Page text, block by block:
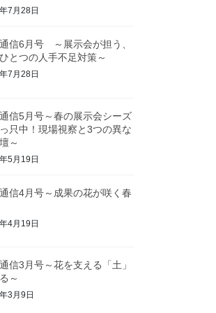
7月28日
信6月号 ～展示会が担う、
とつの人手不足対策～
7月28日
信5月号～春の展示会シーズ
只中！現場視察と3つの異な
～
5月19日
信4月号～成果の花が咲く春
4月19日
信3月号～花を支える「土」
～
3月9日